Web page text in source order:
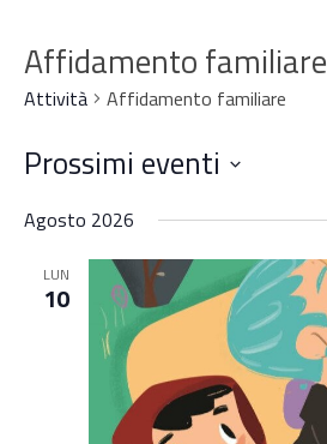
Affidamento familiare
Attività Affidamento familiare
Prossimi eventi
la
data.
Agosto 2026
LUN
10